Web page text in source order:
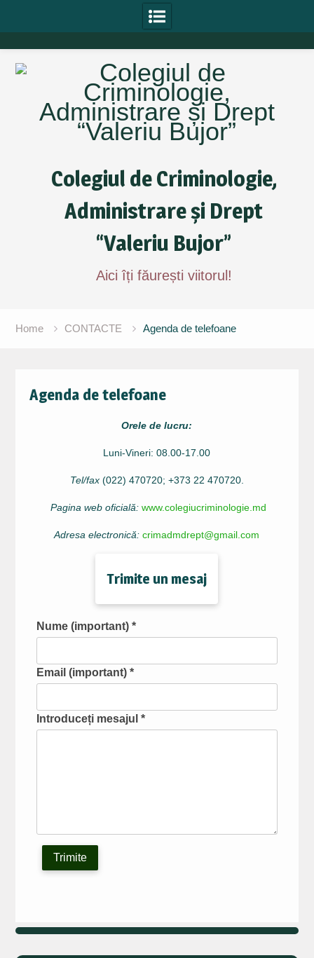
Colegiul de Criminologie,
Administrare și Drept
“Valeriu Bujor”
Aici îți făurești viitorul!
Home CONTACTE Agenda de telefoane
Agenda de telefoane
Orele de lucru:
Luni-Vineri: 08.00-17.00
Tel/fax(022) 470720; +373 22 470720.
Pagina web oficială: www.colegiucriminologie.md
Adresa electronică: crimadmdrept@gmail.com
Trimite un mesaj
Nume (important) *
Email (important) *
Introduceți mesajul *